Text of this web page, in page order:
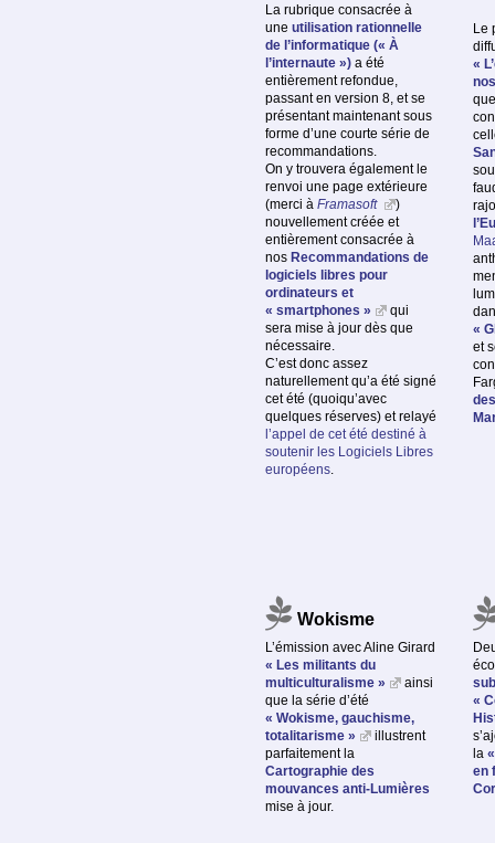
La rubrique consacrée à
une utilisation rationnelle
de l’informatique (« À
l’internaute ») a été
entièrement refondue,
passant en version 8, et se
présentant maintenant sous
forme d’une courte série de
recommandations.
On y trouvera également le
renvoi une page extérieure
(merci à Framasoft
)
nouvellement créée et
entièrement consacrée à
nos Recommandations de
logiciels libres pour
ordinateurs et
« smartphones »
qui
sera mise à jour dès que
nécessaire.
C’est donc assez
naturellement qu’a été signé
cet été (quoiqu’avec
quelques réserves) et relayé
l’appel de cet été destiné à
soutenir les Logiciels Libres
européens
Le
«
«
et
Wokisme
L’émission avec Aline Girard
« Les militants du
multiculturalisme »
ainsi
que la série d’été
« Wokisme, gauchisme,
totalitarisme »
illustrent
parfaitement la
Cartographie des
mouvances anti-Lumières
mise à jour.
«
la
en